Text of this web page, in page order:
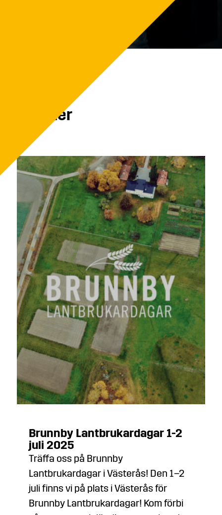
Nyheter
Brunnby Lantbrukardagar 1-2
juli 2025
Träffa oss på Brunnby
Lantbrukardagar i Västerås! Den 1–2
juli finns vi på plats i Västerås för
Brunnby Lantbrukardagar! Kom förbi